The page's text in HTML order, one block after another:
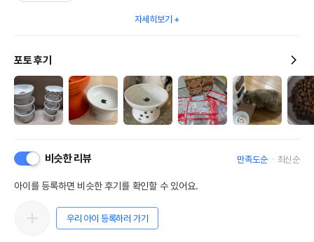
자세히보기
포토 후기
비슷한 리뷰 만족도순 최신순
아이를 등록하면 비슷한 후기를 확인할 수 있어요.
우리 아이 등록하러 가기